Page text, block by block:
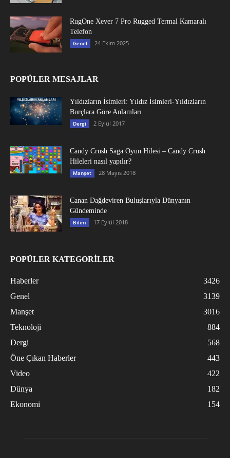
RugOne Xever 7 Pro Rugged Termal Kamaralı
Telefon
Genel 24 Ekim 2025
POPÜLER MESAJLAR
Yıldızların İsimleri: Yıldız İsimleri-Yıldızların
Burçlara Göre Anlamları
Dergi 2 Eylül 2017
Candy Crush Saga Oyun Hilesi – Candy Crush
Hileleri nasıl yapılır?
Manşet 28 Mayıs 2018
Canan Dağdeviren Buluşlarıyla Dünyanın
Gündeminde
Bilim 17 Eylül 2018
POPÜLER KATEGORİLER
Haberler
3426
Genel
3139
Manşet
3016
Teknoloji
884
Dergi
568
Öne Çıkan Haberler
443
Video
422
Dünya
182
Ekonomi
154